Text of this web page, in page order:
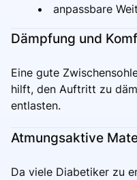
anpassbare
Dämpfung und
Eine gute
hilft, den Auftritt zu
entlasten.
Atmungsaktive
Da viele Diabetiker zu